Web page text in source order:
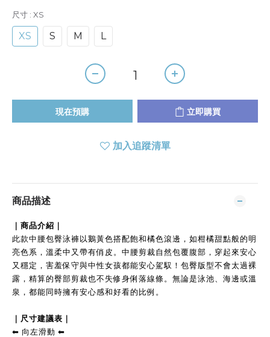
尺寸 : XS
XS S M L
現在預購 立即購買
加入追蹤清單
商品描述
｜商品介紹｜
此款中腰包臀泳褲以鵝黃色搭配飽和橘色滾邊，如柑橘甜點般的明
亮色系，溫柔中又帶有俏皮。中腰剪裁自然包覆腹部，穿起來安心
又穩定，害羞保守與中性女孩都能安心駕馭！包臀版型不會太過裸
露，精算的臀部剪裁也不失修身俐落線條。無論是泳池、海邊或溫
泉，都能同時擁有安心感和好看的比例。
｜尺寸建議表｜
⬅︎ 向左滑動 ⬅︎